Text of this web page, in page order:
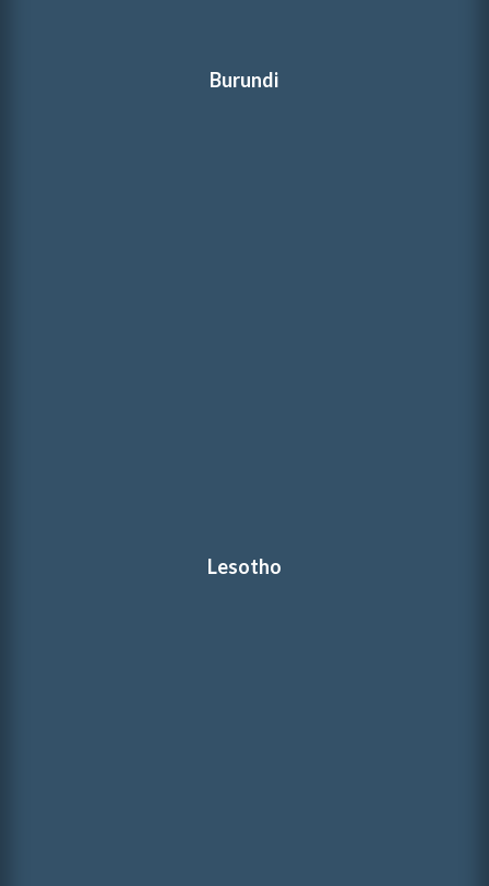
Burundi
Lesotho